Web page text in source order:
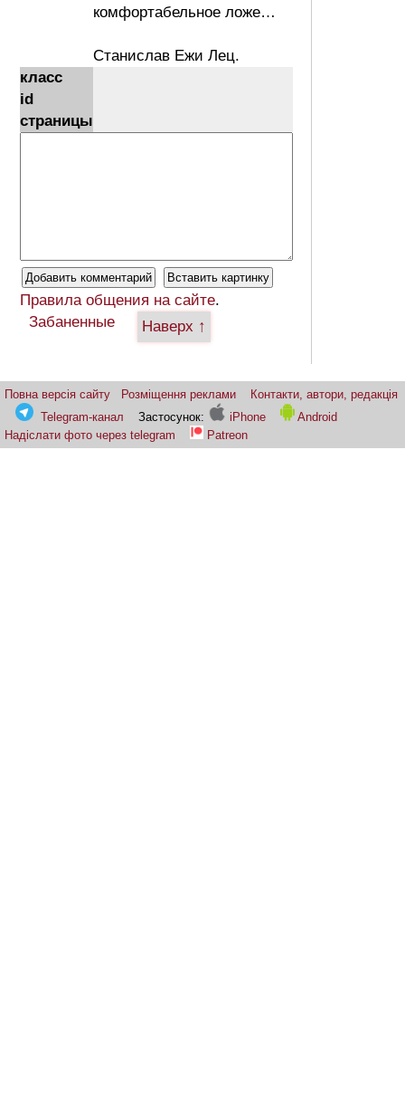
комфортабельное ложе…
Станислав Ежи Лец.
класс
id
страницы
Правила общения на сайте.
Забаненные
Наверх ↑
Повна версія сайту Розміщення реклами
Контакти, автори, редакція
Telegram-канал
Застосунок: iPhone
Android
Надіслати фото через telegram
Patreon